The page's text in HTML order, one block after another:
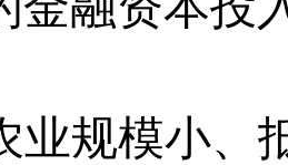
业规模小、